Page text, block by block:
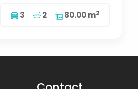
3 2 80.00 m2